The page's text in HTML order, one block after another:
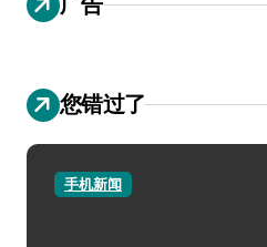
您错过了
手机新闻